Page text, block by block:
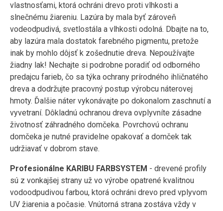
vlastnosťami, ktorá ochráni drevo proti vlhkosti a
slnečnému žiareniu. Lazúra by mala byť zároveň
vodeodpudivá, svetlostála a vlhkosti odolná. Dbajte na to,
aby lazúra mala dostatok farebného pigmentu, pretože
inak by mohlo dôjsť k zošednutie dreva. Nepoužívajte
žiadny lak! Nechajte si podrobne poradiť od odborného
predajcu farieb, čo sa týka ochrany prírodného ihličnatého
dreva a dodržujte pracovný postup výrobcu náterovej
hmoty. Ďalšie náter vykonávajte po dokonalom zaschnutí a
vyvetraní. Dôkladnú ochranou dreva ovplyvníte zásadne
životnosť záhradného domčeka. Povrchovú ochranu
domčeka je nutné pravidelne opakovať a domček tak
udržiavať v dobrom stave.
Profesionálne KARIBU FARBSYSTEM - drevené profily
sú z vonkajšej strany už vo výrobe opatrené kvalitnou
vodoodpudivou farbou, ktorá ochráni drevo pred vplyvom
UV žiarenia a počasie. Vnútorná strana zostáva vždy v